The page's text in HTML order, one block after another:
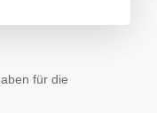
für die